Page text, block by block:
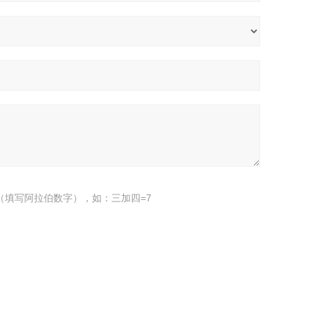
填写阿拉伯数字），如：三加四=7